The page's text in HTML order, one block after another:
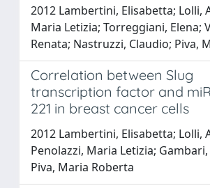
2012 Lambertini, Elisabetta; Lolli,
Maria Letizia; Torreggiani, Elena;
Renata; Nastruzzi, Claudio; Piva,
Correlation between Slug
transcription factor and
221 in breast cancer cells
2012 Lambertini, Elisabetta; Lolli,
Penolazzi, Maria Letizia;
Piva, Maria Roberta